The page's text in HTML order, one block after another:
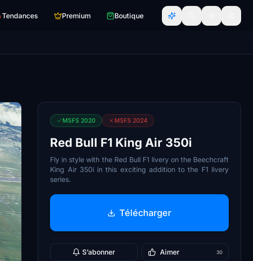
Tendances Premium Boutique
MSFS 2020 MSFS 2024
Red Bull F1 King Air 350i
Fly in style with the Red Bull F1 livery on the Beechcraft
King Air 350i in this exciting addition to the F1 livery
series.
Télécharger
S’abonner Aimer 30